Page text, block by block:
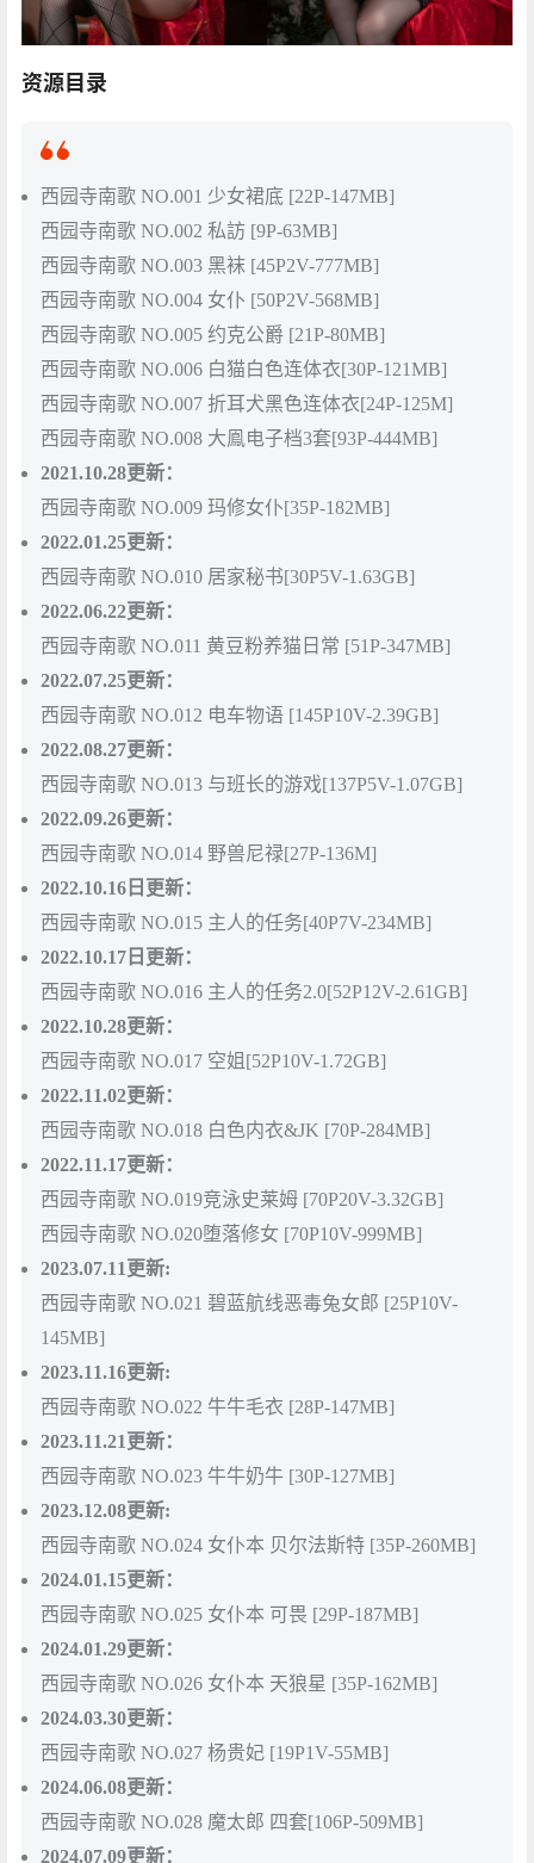
资源目录
西园寺南歌 NO.001 少女裙底 [22P-147MB]
西园寺南歌 NO.002 私訪 [9P-63MB]
西园寺南歌 NO.003 黑袜 [45P2V-777MB]
西园寺南歌 NO.004 女仆 [50P2V-568MB]
西园寺南歌 NO.005 约克公爵 [21P-80MB]
西园寺南歌 NO.006 白猫白色连体衣[30P-121MB]
西园寺南歌 NO.007 折耳犬黑色连体衣[24P-125M]
西园寺南歌 NO.008 大鳯电子档3套[93P-444MB]
2021.10.28更新：
西园寺南歌 NO.009 玛修女仆[35P-182MB]
2022.01.25更新：
西园寺南歌 NO.010 居家秘书[30P5V-1.63GB]
2022.06.22更新：
西园寺南歌 NO.011 黄豆粉养猫日常 [51P-347MB]
2022.07.25更新：
西园寺南歌 NO.012 电车物语 [145P10V-2.39GB]
2022.08.27更新：
西园寺南歌 NO.013 与班长的游戏[137P5V-1.07GB]
2022.09.26更新：
西园寺南歌 NO.014 野兽尼禄[27P-136M]
2022.10.16日更新：
西园寺南歌 NO.015 主人的任务[40P7V-234MB]
2022.10.17日更新：
西园寺南歌 NO.016 主人的任务2.0[52P12V-2.61GB]
2022.10.28更新：
西园寺南歌 NO.017 空姐[52P10V-1.72GB]
2022.11.02更新：
西园寺南歌 NO.018 白色内衣&JK [70P-284MB]
2022.11.17更新：
西园寺南歌 NO.019竞泳史莱姆 [70P20V-3.32GB]
西园寺南歌 NO.020堕落修女 [70P10V-999MB]
2023.07.11更新:
西园寺南歌 NO.021 碧蓝航线恶毒兔女郎 [25P10V-
145MB]
2023.11.16更新:
西园寺南歌 NO.022 牛牛毛衣 [28P-147MB]
2023.11.21更新：
西园寺南歌 NO.023 牛牛奶牛 [30P-127MB]
2023.12.08更新:
西园寺南歌 NO.024 女仆本 贝尔法斯特 [35P-260MB]
2024.01.15更新：
西园寺南歌 NO.025 女仆本 可畏 [29P-187MB]
2024.01.29更新：
西园寺南歌 NO.026 女仆本 天狼星 [35P-162MB]
2024.03.30更新：
西园寺南歌 NO.027 杨贵妃 [19P1V-55MB]
2024.06.08更新：
西园寺南歌 NO.028 魔太郎 四套[106P-509MB]
2024.07.09更新：